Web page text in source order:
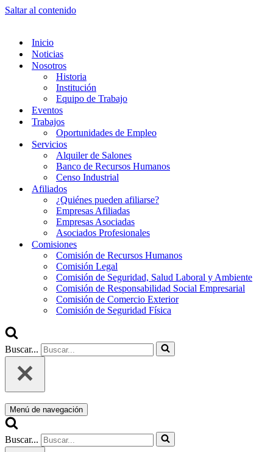
Saltar al contenido
Inicio
Noticias
Nosotros
Historia
Institución
Equipo de Trabajo
Eventos
Trabajos
Oportunidades de Empleo
Servicios
Alquiler de Salones
Banco de Recursos Humanos
Censo Industrial
Afiliados
¿Quiénes pueden afiliarse?
Empresas Afiliadas
Empresas Asociadas
Asociados Profesionales
Comisiones
Comisión de Recursos Humanos
Comisión Legal
Comisión de Seguridad, Salud Laboral y Ambiente
Comisión de Responsabilidad Social Empresarial
Comisión de Comercio Exterior
Comisión de Seguridad Física
Buscar...
Menú de navegación
Buscar...